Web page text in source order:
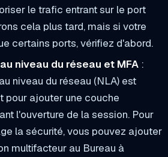
le trafic entrant sur le port
cela plus tard, mais si votre
certains ports, vérifiez d'abord.
niveau du réseau et MFA:
niveau du réseau (NLA) est
pour ajouter une couche
l'ouverture de la session. Pour
la sécurité, vous pouvez ajouter
multifacteur au Bureau à